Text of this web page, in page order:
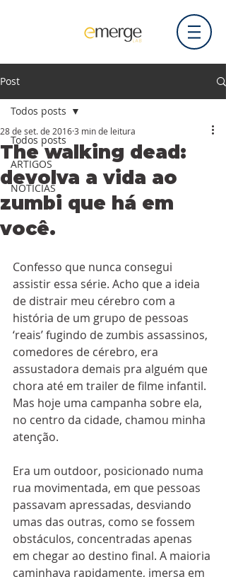
Post
Todos posts
ARTIGOS
NOTÍCIAS
Todos posts
The walking dead:
devolva a vida ao
zumbi que há em
você.
28 de set. de 20163 min de leitura
Confesso que nunca consegui
assistir essa série. Acho que a ideia
de distrair meu cérebro com a
história de um grupo de pessoas
‘reais’ fugindo de zumbis assassinos,
comedores de cérebro, era
assustadora demais pra alguém que
chora até em trailer de filme infantil.
Mas hoje uma campanha sobre ela,
no centro da cidade, chamou minha
atenção.
Era um outdoor, posicionado numa
rua movimentada, em que pessoas
passavam apressadas, desviando
umas das outras, como se fossem
obstáculos, concentradas apenas
em chegar ao destino final. A maioria
caminhava rapidamente, imersa em